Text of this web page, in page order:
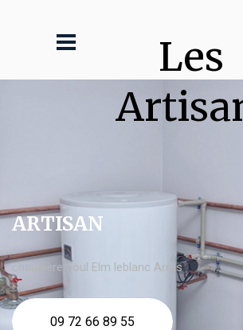
Les
ARTISAN
chaudière fioul Elm leblanc Arras
09 72 66 89 55